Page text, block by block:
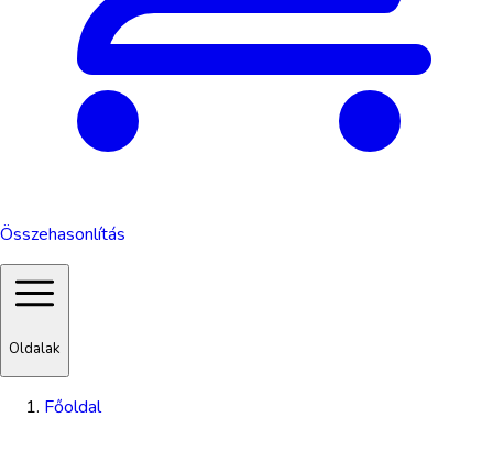
Összehasonlítás
Oldalak
Főoldal